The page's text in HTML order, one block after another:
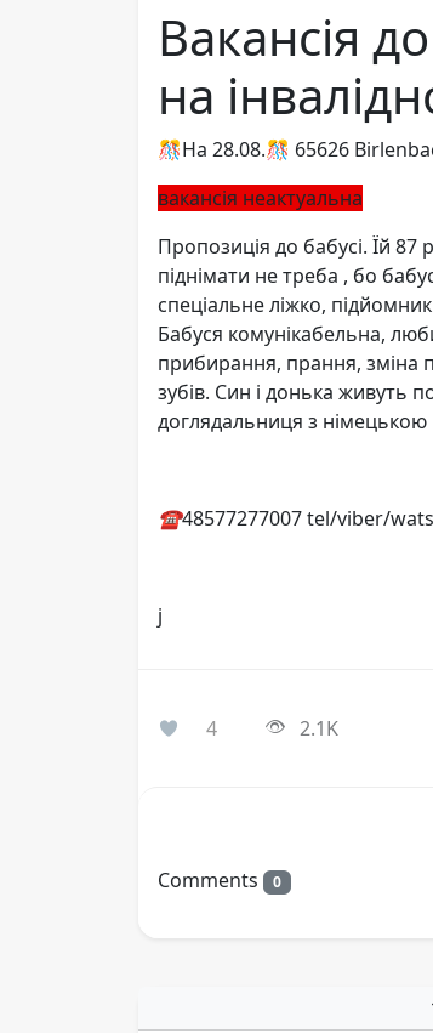
Вакансія
на
🎊На 28.08.🎊 65626
вакансія неактуальна
Пропозиція до бабусі. Їй 87
піднімати не треба , бо
спеціальне ліжко,
Бабуся комунікабельна,
прибирання, прання, зміна
зубів. Син і донька живуть
доглядальниця з
☎️48577277007 tel/viber/
j
4 2.1K
Comments 0